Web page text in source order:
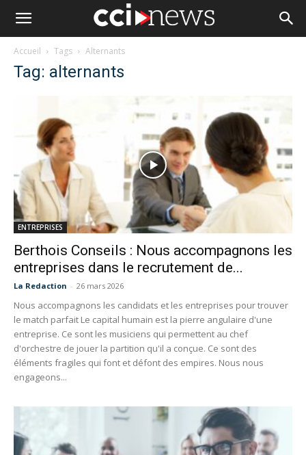
Accueil Tags Alternants
Tag: alternants
ENTREPRISES
Berthois Conseils : Nous accompagnons les
entreprises dans le recrutement de...
La Redaction - 26 mars 2026
Nous accompagnons les candidats et les entreprises pour trouver
le match parfait Le capital humain est la pierre angulaire d'une
entreprise. Ce sont les musiciens qui permettent au chef
d'orchestre de jouer la partition qu'il a conçue. Ce sont des
éléments fragiles qui font et défont des empires. Nous nous
engageons...